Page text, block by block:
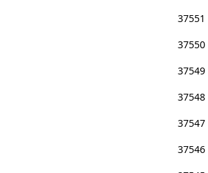
37551
37550
37549
37548
37547
37546